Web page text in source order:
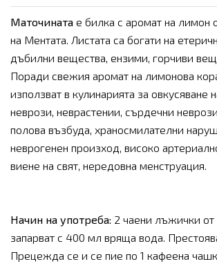
Маточината е билка с аромат на лимон
на Ментата. Листата са богати на
дъбилни вещества, ензими, горчиви
Поради свежия аромат на лимонова
използват в кулинарията за овкусяване
неврози, неврастении, сърдечни
полова възбуда, храносмилателни
неврогенен произход, високо
виене на свят, нередовна менструация.
Начин на употреба: 2 чаени лъжички от
запарват с 400 мл вряща вода.
Прецежда се и се пие по 1 кафеена